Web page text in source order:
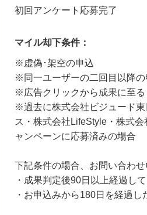
初回アンケート応募完了
マイル却下条件：
※虚偽･架空の申込
※同一ユーザーの二回目以降の
※広告クリックから成果に至
※過去に株式会社ビジュード
ス・株式会社LifeStyle・株式
ャンペーンに応募済みの場合
下記条件の場合、お問い合わ
・成果判定後90日以上経過し
・お申込みから180日を経過